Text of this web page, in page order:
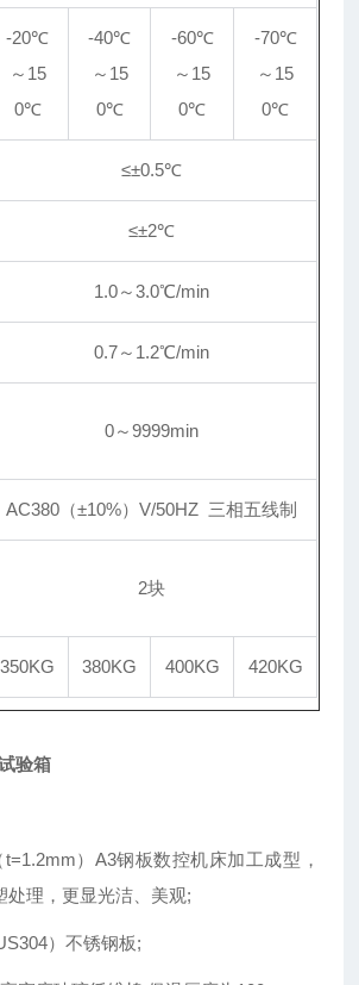
-20℃
～15
0℃
-40℃
～15
0℃
-60℃
～15
0℃
-70℃
～15
0℃
≤±0.5℃
≤±2℃
1.0～3.0℃/min
0.7～1.2℃/min
0～9999min
AC380（±10%）V/50HZ 三相五线制
2块
350KG 380KG 400KG 420KG
验箱
）A3钢板数控机床加工成型，
处理，更显光洁、美观;
）不锈钢板;